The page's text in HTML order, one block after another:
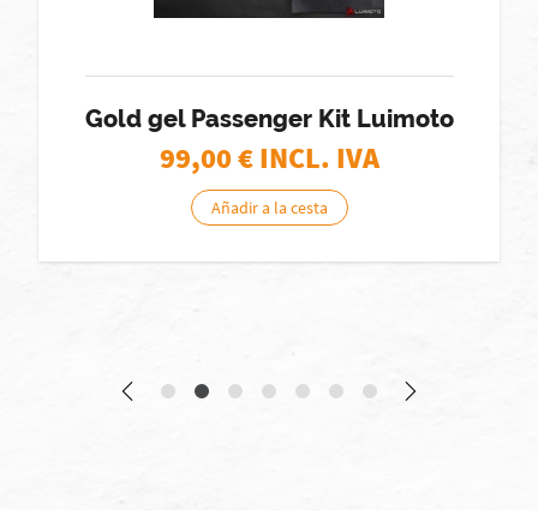
Gold gel Passenger Kit Luimoto
99,00€ INCL. IVA
Añadir a la cesta